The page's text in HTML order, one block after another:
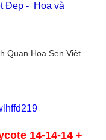
Đẹp - Hoa và
Quan Hoa Sen Việt.
14-14-14 +